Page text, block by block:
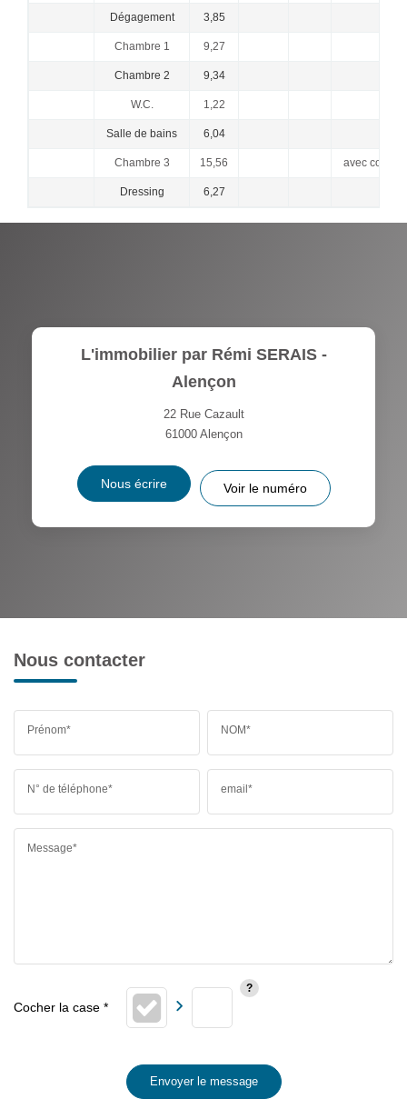
Dégagement 3,85
Chambre 1 9,27
Chambre 2 9,34
W.C. 1,22
Salle de bains 6,04
Chambre 3 15,56 avec coin
Dressing 6,27
L'immobilier par Rémi SERAIS -
Alençon
22 Rue Cazault
61000 Alençon
Nous écrire Voir le numéro
Nous contacter
Prénom* NOM*
N° de téléphone* email*
Message*
Envoyer le message